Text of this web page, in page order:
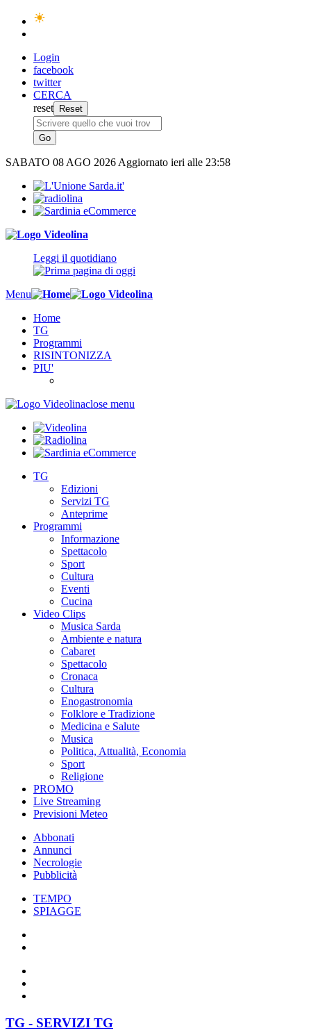
Login
facebook
twitter
CERCA
reset
SABATO 08 AGO 2026 Aggiornato ieri alle 23:58
Leggi il quotidiano
Menu
Home
TG
Programmi
RISINTONIZZA
PIU'
close menu
TG
Edizioni
Servizi TG
Anteprime
Programmi
Informazione
Spettacolo
Sport
Cultura
Eventi
Cucina
Video Clips
Musica Sarda
Ambiente e natura
Cabaret
Spettacolo
Cronaca
Cultura
Enogastronomia
Folklore e Tradizione
Medicina e Salute
Musica
Politica, Attualità, Economia
Sport
Religione
PROMO
Live Streaming
Previsioni Meteo
Abbonati
Annunci
Necrologie
Pubblicità
TEMPO
SPIAGGE
TG - SERVIZI TG